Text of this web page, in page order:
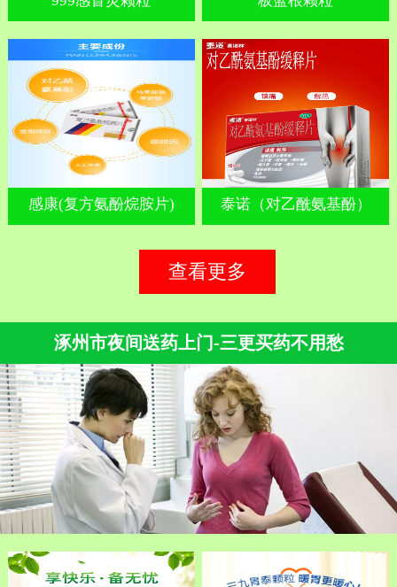
感康(复方氨酚烷胺片) 泰诺（对乙酰氨基酚）
查看更多
涿州市夜间送药上门-三更买药不用愁